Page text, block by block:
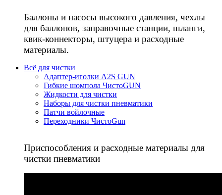
Баллоны и насосы высокого давления, чехлы
для баллонов, заправочные станции, шланги,
квик-коннекторы, штуцера и расходные
материалы.
Всё для чистки
Адаптер-иголки A2S GUN
Гибкие шомпола ЧистоGUN
Жидкости для чистки
Наборы для чистки пневматики
Патчи войлочные
Переходники ЧистоGun
Приспособления и расходные материалы для
чистки пневматики